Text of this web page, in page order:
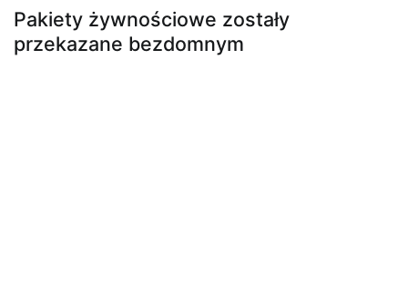
Pakiety żywnościowe zostały
przekazane bezdomnym